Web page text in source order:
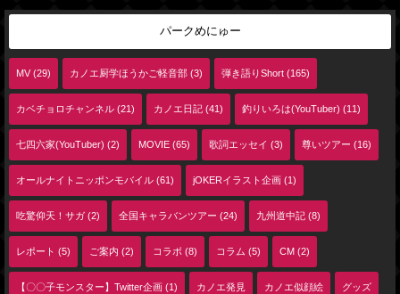
パークめにゅー
MV (29) カノエ厨学ほうかご軽音部 (3) 弾き語りShort (165)
カベチョロチャンネル (21) カノエ日記 (41) 釣りいろは(YouTuber) (11)
七四六家(YouTuber) (2) MOVIE (65) 歌詞エッセイ (3) 尊いツアー (16)
オールナイトニッポンモバイル (61) jOKERイラスト企画 (1)
吃驚仰天！サガ (2) 全国キャラバンツアー (24) 九州道中記 (8)
レポート (5) ご案内 (2) コラボ (8) コラム (5) CM (2)
【〇〇子モンスター】Twitter企画 (1) カノエ発見 カノエ似顔絵 グッズ